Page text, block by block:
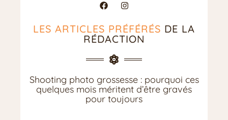
LES ARTICLES PRÉFÉRÉS DE LA
RÉDACTION
Shooting photo grossesse : pourquoi ces
quelques mois méritent d’être gravés
pour toujours